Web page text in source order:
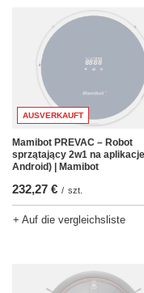
AUSVERKAUFT
Mamibot PREVAC – Robot
sprzątający 2w1 na
Android) | Mamibot
232,27 € / szt.
+ Auf die vergleichsliste